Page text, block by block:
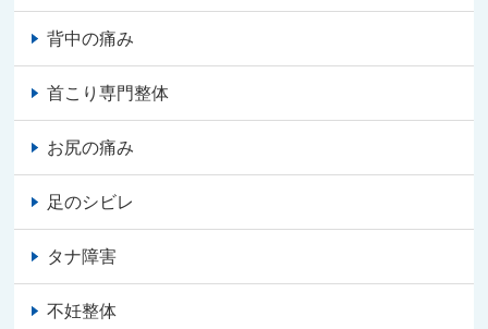
背中の痛み
首こり専門整体
お尻の痛み
足のシビレ
タナ障害
不妊整体